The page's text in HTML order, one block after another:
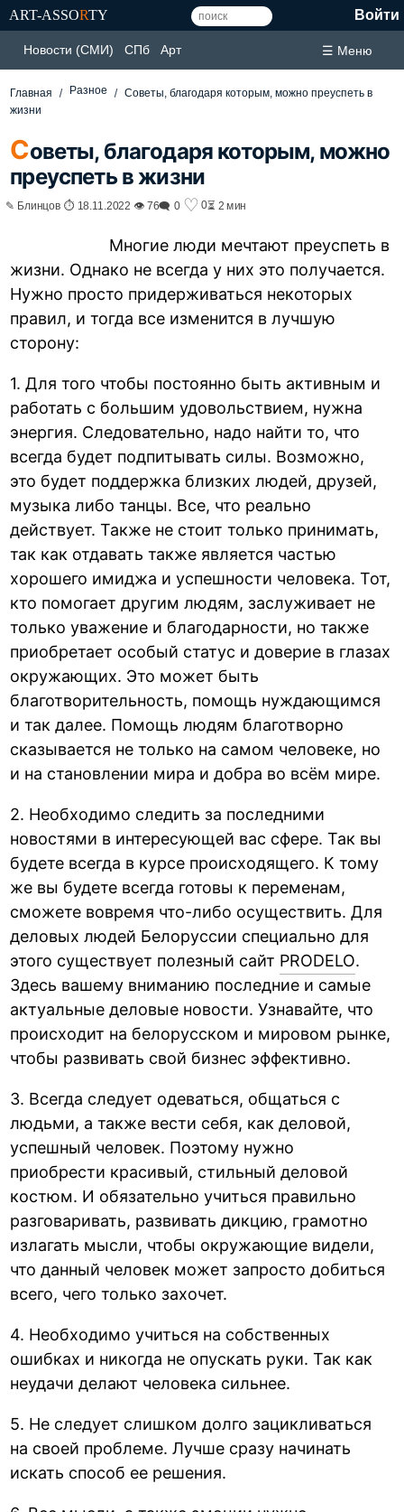
ART-ASSORTY Войти
Новости (СМИ) СПб Арт ☰ Меню
Главная Разное
Советы, благодаря которым, можно преуспеть в
жизни
Советы, благодаря которым, можно
преуспеть в жизни
✎ Блинцов ⏱ 18.11.2022 👁 76🗨 0 ♡ 0⏳ 2 мин
Многие люди мечтают преуспеть в
жизни. Однако не всегда у них это получается.
Нужно просто придерживаться некоторых
правил, и тогда все изменится в лучшую
сторону:
1. Для того чтобы постоянно быть активным и
работать с большим удовольствием, нужна
энергия. Следовательно, надо найти то, что
всегда будет подпитывать силы. Возможно,
это будет поддержка близких людей, друзей,
музыка либо танцы. Все, что реально
действует. Также не стоит только принимать,
так как отдавать также является частью
хорошего имиджа и успешности человека. Тот,
кто помогает другим людям, заслуживает не
только уважение и благодарности, но также
приобретает особый статус и доверие в глазах
окружающих. Это может быть
благотворительность, помощь нуждающимся
и так далее. Помощь людям благотворно
сказывается не только на самом человеке, но
и на становлении мира и добра во всём мире.
2. Необходимо следить за последними
новостями в интересующей вас сфере. Так вы
будете всегда в курсе происходящего. К тому
же вы будете всегда готовы к переменам,
сможете вовремя что-либо осуществить. Для
деловых людей Белоруссии специально для
этого существует полезный сайт PRODELO.
Здесь вашему вниманию последние и самые
актуальные деловые новости. Узнавайте, что
происходит на белорусском и мировом рынке,
чтобы развивать свой бизнес эффективно.
3. Всегда следует одеваться, общаться с
людьми, а также вести себя, как деловой,
успешный человек. Поэтому нужно
приобрести красивый, стильный деловой
костюм. И обязательно учиться правильно
разговаривать, развивать дикцию, грамотно
излагать мысли, чтобы окружающие видели,
что данный человек может запросто добиться
всего, чего только захочет.
4. Необходимо учиться на собственных
ошибках и никогда не опускать руки. Так как
неудачи делают человека сильнее.
5. Не следует слишком долго зацикливаться
на своей проблеме. Лучше сразу начинать
искать способ ее решения.